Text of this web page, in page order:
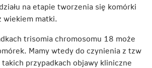
na etapie tworzenia się komórki
wiekiem matki.
trisomia chromosomu 18 może
Mamy wtedy do czynienia z tzw
przypadkach objawy kliniczne